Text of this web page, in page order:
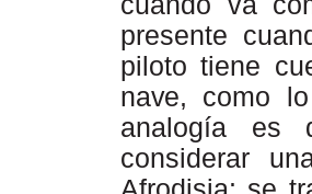
presente
piloto tiene
nave, como
analogía es
considerar